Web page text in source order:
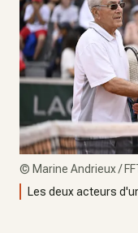
© Marine Andrieux /
Les deux acteurs